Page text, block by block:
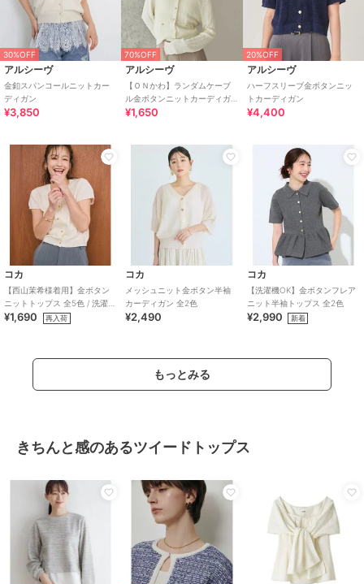
30%OFF
アルシーヴ
金釦スパンコールニットカー
ディガン
¥3,850
70%OFF
アルシーヴ
【ＯＮかわ】ランダムケーブ
ル金ボタンニットカーディガ
ン
¥1,650
20%OFF
アルシーヴ
ハーフスリーブ金ボタンニッ
トカーディガン
¥4,400
コカ
【西山茉希様着用】金ボタン
ニットトップス 全5色 / 洗濯機
OK
¥1,690 再入荷
コカ
メッシュニット金ボタン半袖
カーディガン 全2色
¥2,490
コカ
【洗濯機OK】金ボタンフレア
ニット半袖トップス 全2色
¥2,990 新着
もっとみる
きちんと感のあるツイードトップス